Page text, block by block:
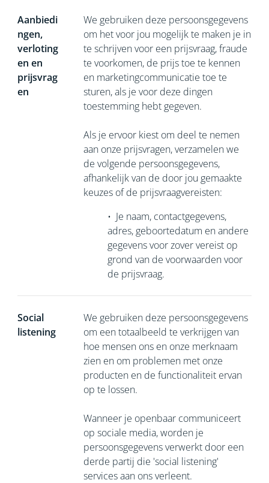
Aanbiedi
ngen,
verloting
en en
prijsvrag
en
We gebruiken deze persoonsgegevens
om het voor jou mogelijk te maken je in
te schrijven voor een prijsvraag, fraude
te voorkomen, de prijs toe te kennen
en marketingcommunicatie toe te
sturen, als je voor deze dingen
toestemming hebt gegeven.
Als je ervoor kiest om deel te nemen
aan onze prijsvragen, verzamelen we
de volgende persoonsgegevens,
afhankelijk van de door jou gemaakte
keuzes of de prijsvraagvereisten:
• Je naam, contactgegevens,
adres, geboortedatum en andere
gegevens voor zover vereist op
grond van de voorwaarden voor
de prijsvraag.
Social
listening
We gebruiken deze persoonsgegevens
om een totaalbeeld te verkrijgen van
hoe mensen ons en onze merknaam
zien en om problemen met onze
producten en de functionaliteit ervan
op te lossen.
Wanneer je openbaar communiceert
op sociale media, worden je
persoonsgegevens verwerkt door een
derde partij die 'social listening'
services aan ons verleent.